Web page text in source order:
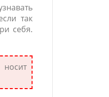
так
себя.